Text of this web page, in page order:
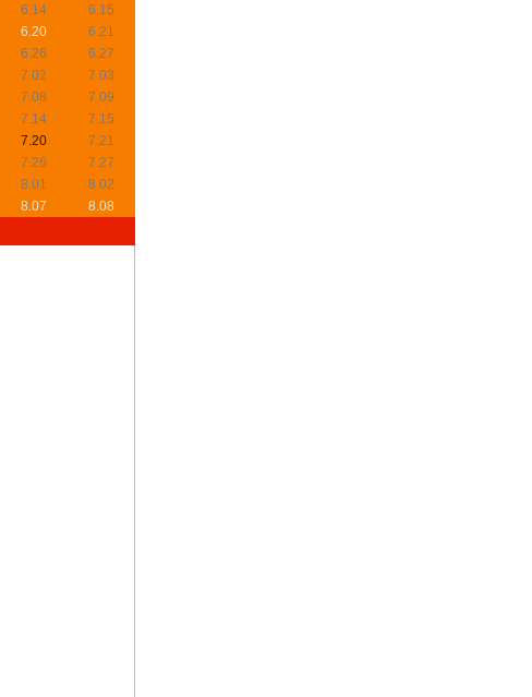
6.14
6.15
6.20
6.21
6.26
6.27
7.02
7.03
7.08
7.09
7.14
7.15
7.20
7.21
7.26
7.27
8.01
8.02
8.07
8.08